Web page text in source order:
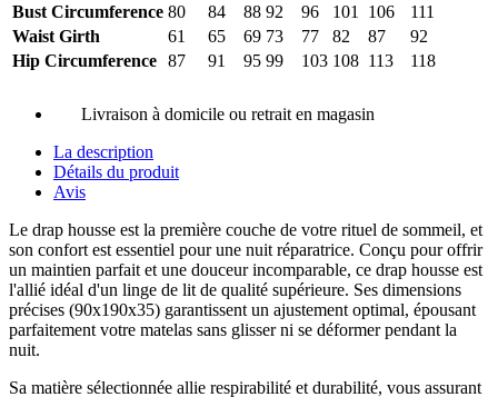
Bust Circumference 80 84 88 92 96 101 106
111
Waist Girth
61 65 69 73 77 82 87
92
Hip Circumference 87 91 95 99 103 108 113 118
Livraison à domicile ou retrait en magasin
La description
Détails du produit
Avis
Le drap housse est la première couche de votre rituel de sommeil, et
son confort est essentiel pour une nuit réparatrice. Conçu pour offrir
un maintien parfait et une douceur incomparable, ce drap housse est
l'allié idéal d'un linge de lit de qualité supérieure. Ses dimensions
précises (90x190x35) garantissent un ajustement optimal, épousant
parfaitement votre matelas sans glisser ni se déformer pendant la
nuit.
Sa matière sélectionnée allie respirabilité et durabilité, vous assurant